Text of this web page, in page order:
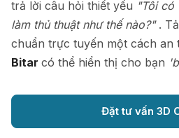
trả lời câu hỏi thiết yếu "Tôi có
làm thủ thuật như thế nào?" .
chuẩn trực tuyến một cách an
Bitar có thể hiển thị cho bạn
Đặt tư vấn 3D